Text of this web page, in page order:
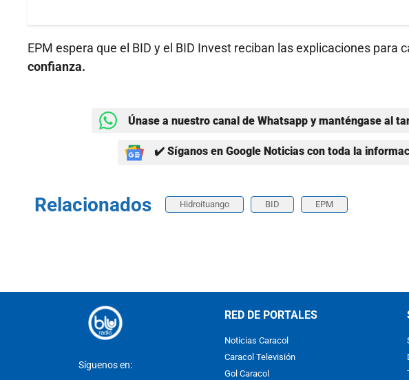
EPM espera que el BID y el BID Invest reciban las explicaciones para
confianza.
Únase a nuestro canal de Whatsapp y manténgase al
✔️ Síganos en Google Noticias con toda la
Relacionados Hidroituango BID EPM
Síguenos en:
RED DE PORTALES
Noticias Caracol
Caracol Televisión
Gol Caracol